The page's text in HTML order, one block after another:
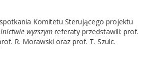
Komitetu Sterującego projektu
wyzszym referaty przedstawili: prof.
R. Morawski oraz prof. T. Szulc.